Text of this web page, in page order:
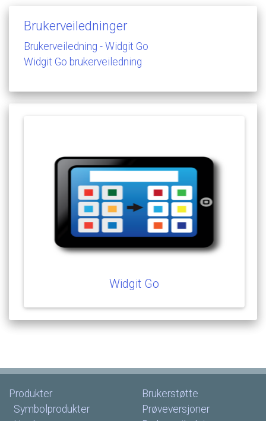
Brukerveiledninger
Brukerveiledning - Widgit Go
Widgit Go brukerveiledning
Widgit Go
Produkter
Symbolprodukter
Brukerstøtte
Prøveversjoner